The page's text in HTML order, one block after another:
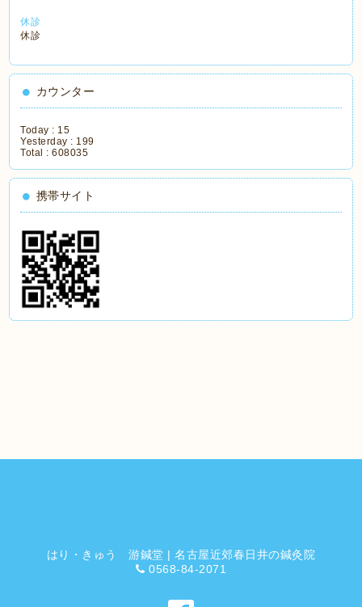
休診
休診
カウンター
Today : 15
Yesterday : 199
Total :608035
携帯サイト
はり・きゅう 游鍼堂 | 名古屋近郊春日井の鍼灸院
0568-84-2071